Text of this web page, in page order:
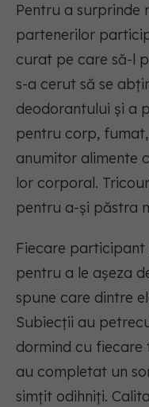
Pentru a surprinde
partenerilor
curat pe care să-l
s-a cerut să se
deodorantului și a
pentru corp,
anumitor alimente
lor corporal.
pentru a-și păstra
Fiecare
pentru a le așeza
spune care dintre
Subiecții au
dormind cu fiecare
au completat un
simțit odihniți.